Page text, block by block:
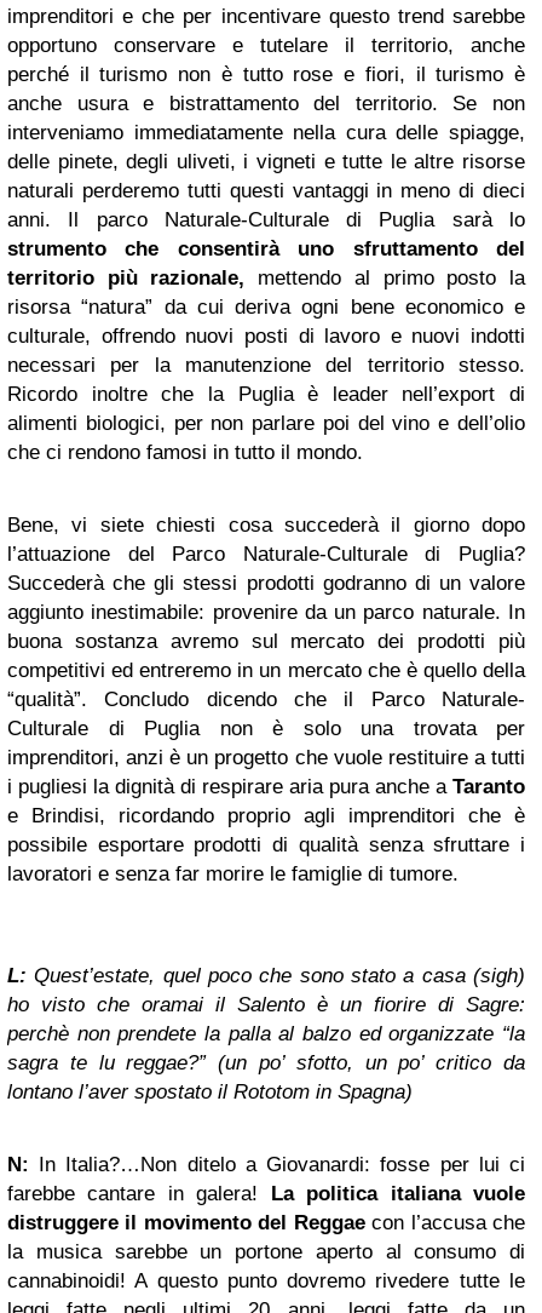
imprenditori e che per incentivare questo trend sarebbe
opportuno conservare e tutelare il territorio, anche
perché il turismo non è tutto rose e fiori, il turismo è
anche usura e bistrattamento del territorio. Se non
interveniamo immediatamente nella cura delle spiagge,
delle pinete, degli uliveti, i vigneti e tutte le altre risorse
naturali perderemo tutti questi vantaggi in meno di dieci
anni. Il parco Naturale-Culturale di Puglia sarà lo
strumento che consentirà uno sfruttamento del
territorio più razionale, mettendo al primo posto la
risorsa “natura” da cui deriva ogni bene economico e
culturale, offrendo nuovi posti di lavoro e nuovi indotti
necessari per la manutenzione del territorio stesso.
Ricordo inoltre che la Puglia è leader nell’export di
alimenti biologici, per non parlare poi del vino e dell’olio
che ci rendono famosi in tutto il mondo.
Bene, vi siete chiesti cosa succederà il giorno dopo
l’attuazione del Parco Naturale-Culturale di Puglia?
Succederà che gli stessi prodotti godranno di un valore
aggiunto inestimabile: provenire da un parco naturale. In
buona sostanza avremo sul mercato dei prodotti più
competitivi ed entreremo in un mercato che è quello della
“qualità”. Concludo dicendo che il Parco Naturale-
Culturale di Puglia non è solo una trovata per
imprenditori, anzi è un progetto che vuole restituire a tutti
i pugliesi la dignità di respirare aria pura anche a Taranto
e Brindisi, ricordando proprio agli imprenditori che è
possibile esportare prodotti di qualità senza sfruttare i
lavoratori e senza far morire le famiglie di tumore.
L:Quest’estate, quel poco che sono stato a casa (sigh)
ho visto che oramai il Salento è un fiorire di Sagre:
perchè non prendete la palla al balzo ed organizzate “la
sagra te lu reggae?” (un po’ sfotto, un po’ critico da
lontano l’aver spostato il Rototom in Spagna)
N: In Italia?…Non ditelo a Giovanardi: fosse per lui ci
farebbe cantare in galera! La politica italiana vuole
distruggere il movimento del Reggaecon l’accusa che
la musica sarebbe un portone aperto al consumo di
cannabinoidi! A questo punto dovremo rivedere tutte le